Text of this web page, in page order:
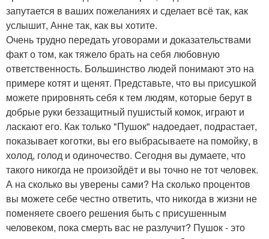
запутается в ваших пожеланиях и сделает всё так, как
услышит, Анне так, как вы хотите.
Очень трудно передать уговорами и доказательствами
факт о том, как тяжело брать на себя любовную
ответственность. Большинство людей понимают это на
примере котят и щенят. Представьте, что вы присушкой
можете прировнять себя к тем людям, которые берут в
добрые руки беззащитный пушистый комок, играют и
ласкают его. Как только "Пушок" надоедает, подрастает,
показывает коготки, вы его выбрасываете на помойку, в
холод, голод и одиночество. Сегодня вы думаете, что
такого никогда не произойдёт и вы точно не тот человек.
А на сколько вы уверены сами? На сколько процентов
вы можете себе честно ответить, что никогда в жизни не
поменяете своего решения быть с присушенным
человеком, пока смерть вас не разлучит? Пушок - это